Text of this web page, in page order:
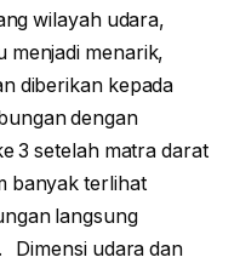
wilayah udara,
menjadi menarik,
diberikan kepada
dengan
3 setelah matra darat
banyak terlihat
langsung
Dimensi udara dan